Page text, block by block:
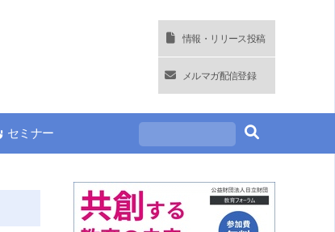
情報・リリース投稿
メルマガ配信登録
セミナー